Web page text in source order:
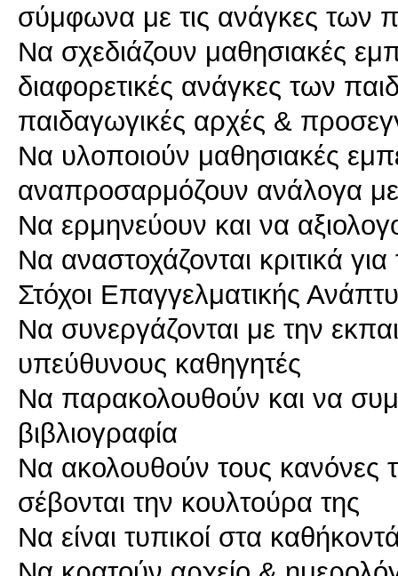
σύμφωνα με τις ανάγκες των
Να σχεδιάζουν μαθησιακές
διαφορετικές ανάγκες των
παιδαγωγικές αρχές &
Να υλοποιούν μαθησιακές
αναπροσαρμόζουν ανάλογα με
Να ερμηνεύουν και να
Να αναστοχάζονται κριτικά
Στόχοι Επαγγελματικής
Να συνεργάζονται με την
υπεύθυνους καθηγητές
Να παρακολουθούν και να
βιβλιογραφία
Να ακολουθούν τους κανόνες
σέβονται την κουλτούρα της
Να είναι τυπικοί στα